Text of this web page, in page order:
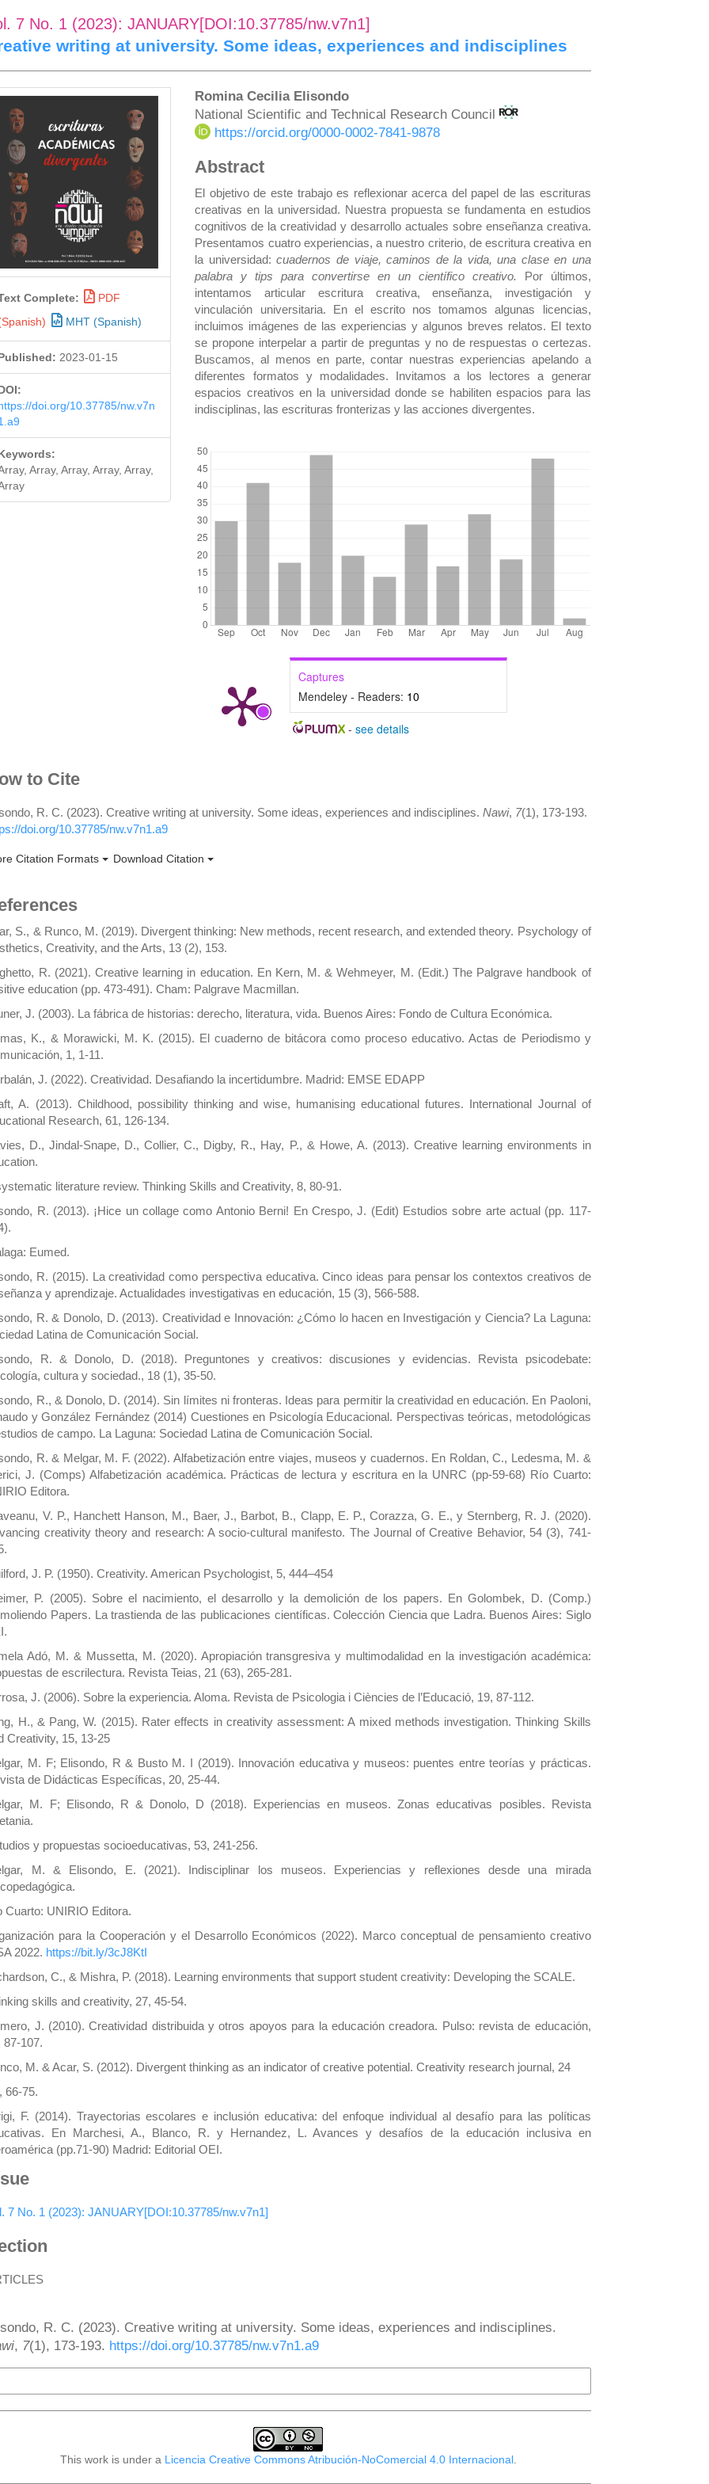
7 No. 1 (2023): JANUARY[DOI:10.37785/nw.v7n1]
writing at university. Some ideas, experiences and indisciplines
Complete:
PDF
MHT (Spanish)
2023-01-15
doi.org/10.37785/nw.v7n
Array, Array, Array, Array,
Main
Article
Romina Cecilia Elisondo
National Scientific and Technical Research Council
https://orcid.org/0000-0002-7841-9878
Abstract
El objetivo de este trabajo es reflexionar acerca del papel de las escrituras
creativas en la universidad. Nuestra propuesta se fundamenta en estudios
cognitivos de la creatividad y desarrollo actuales sobre enseñanza creativa.
Presentamos cuatro experiencias, a nuestro criterio, de escritura creativa en
la universidad:cuadernos de viaje, caminos de la vida, una clase en una
palabra y tips para convertirse en un científico creativo. Por últimos,
intentamos articular escritura creativa, enseñanza, investigación y
vinculación universitaria. En el escrito nos tomamos algunas licencias,
incluimos imágenes de las experiencias y algunos breves relatos. El texto
se propone interpelar a partir de preguntas y no de respuestas o certezas.
Buscamos, al menos en parte, contar nuestras experiencias apelando a
diferentes formatos y modalidades. Invitamos a los lectores a generar
espacios creativos en la universidad donde se habiliten espacios para las
indisciplinas, las escrituras fronterizas y las acciones divergentes.
Captures
Mendeley - Readers: 10
-see details
to Cite
R. C. (2023). Creative writing at university. Some ideas, experiences and indisciplines.Nawi, 7(1), 173-193.
doi.org/10.37785/nw.v7n1.a9
Citation Formats Download Citation
S., & Runco, M. (2019). Divergent thinking: New methods, recent research, and extended theory. Psychology of
Creativity, and the Arts, 13 (2), 153.
R. (2021). Creative learning in education. En Kern, M. & Wehmeyer, M. (Edit.) The Palgrave handbook of
education (pp. 473-491). Cham: Palgrave Macmillan.
J. (2003). La fábrica de historias: derecho, literatura, vida. Buenos Aires: Fondo de Cultura Económica.
K., & Morawicki, M. K. (2015). El cuaderno de bitácora como proceso educativo. Actas de Periodismo y
1, 1-11.
J. (2022). Creatividad. Desafiando la incertidumbre. Madrid: EMSE EDAPP
A. (2013). Childhood, possibility thinking and wise, humanising educational futures. International Journal of
Research, 61, 126-134.
D., Jindal-Snape, D., Collier, C., Digby, R., Hay, P., & Howe, A. (2013). Creative learning environments in
literature review. Thinking Skills and Creativity, 8, 80-91.
R. (2013). ¡Hice un collage como Antonio Berni! En Crespo, J. (Edit) Estudios sobre arte actual (pp. 117-
Eumed.
R. (2015). La creatividad como perspectiva educativa. Cinco ideas para pensar los contextos creativos de
y aprendizaje. Actualidades investigativas en educación, 15 (3), 566-588.
R. & Donolo, D. (2013). Creatividad e Innovación: ¿Cómo lo hacen en Investigación y Ciencia? La Laguna:
Latina de Comunicación Social.
R. & Donolo, D. (2018). Preguntones y creativos: discusiones y evidencias. Revista psicodebate:
cultura y sociedad., 18 (1), 35-50.
R., & Donolo, D. (2014). Sin límites ni fronteras. Ideas para permitir la creatividad en educación. En Paoloni,
y González Fernández (2014) Cuestiones en Psicología Educacional. Perspectivas teóricas, metodológicas
de campo. La Laguna: Sociedad Latina de Comunicación Social.
R. & Melgar, M. F. (2022). Alfabetización entre viajes, museos y cuadernos. En Roldan, C., Ledesma, M. &
J. (Comps) Alfabetización académica. Prácticas de lectura y escritura en la UNRC (pp-59-68) Río Cuarto:
Editora.
V. P., Hanchett Hanson, M., Baer, J., Barbot, B., Clapp, E. P., Corazza, G. E., y Sternberg, R. J. (2020).
creativity theory and research: A socio-cultural manifesto. The Journal of Creative Behavior, 54 (3), 741-
J. P. (1950). Creativity. American Psychologist, 5, 444–454
P. (2005). Sobre el nacimiento, el desarrollo y la demolición de los papers. En Golombek, D. (Comp.)
Papers. La trastienda de las publicaciones científicas. Colección Ciencia que Ladra. Buenos Aires: Siglo
Adó, M. & Mussetta, M. (2020). Apropiación transgresiva y multimodalidad en la investigación académica:
de escrilectura. Revista Teias, 21 (63), 265-281.
J. (2006). Sobre la experiencia. Aloma. Revista de Psicologia i Ciències de l’Educació, 19, 87-112.
H., & Pang, W. (2015). Rater effects in creativity assessment: A mixed methods investigation. Thinking Skills
Creativity, 15, 13-25
M. F; Elisondo, R & Busto M. I (2019). Innovación educativa y museos: puentes entre teorías y prácticas.
de Didácticas Específicas, 20, 25-44.
M. F; Elisondo, R & Donolo, D (2018). Experiencias en museos. Zonas educativas posibles. Revista
y propuestas socioeducativas, 53, 241-256.
M. & Elisondo, E. (2021). Indisciplinar los museos. Experiencias y reflexiones desde una mirada
Cuarto: UNIRIO Editora.
para la Cooperación y el Desarrollo Económicos (2022). Marco conceptual de pensamiento creativo
2022. https://bit.ly/3cJ8KtI
C., & Mishra, P. (2018). Learning environments that support student creativity: Developing the SCALE.
skills and creativity, 27, 45-54.
J. (2010). Creatividad distribuida y otros apoyos para la educación creadora. Pulso: revista de educación,
87-107.
M. & Acar, S. (2012). Divergent thinking as an indicator of creative potential. Creativity research journal, 24
66-75.
F. (2014). Trayectorias escolares e inclusión educativa: del enfoque individual al desafío para las políticas
En Marchesi, A., Blanco, R. y Hernandez, L. Avances y desafíos de la educación inclusiva en
(pp.71-90) Madrid: Editorial OEI.
7 No. 1 (2023): JANUARY[DOI:10.37785/nw.v7n1]
R. C. (2023). Creative writing at university. Some ideas, experiences and indisciplines.
, 7(1), 173-193. https://doi.org/10.37785/nw.v7n1.a9
This work is under a Licencia Creative Commons Atribución-NoComercial 4.0 Internacional.